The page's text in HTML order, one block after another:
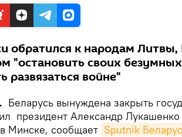
обратился к народам
"остановить своих безумных
развязаться войне"
Беларусь вынуждена закрыть
президент Александр
Минске, сообщает Sputnik